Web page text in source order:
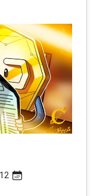
12 اسفند 1402 - 00:47